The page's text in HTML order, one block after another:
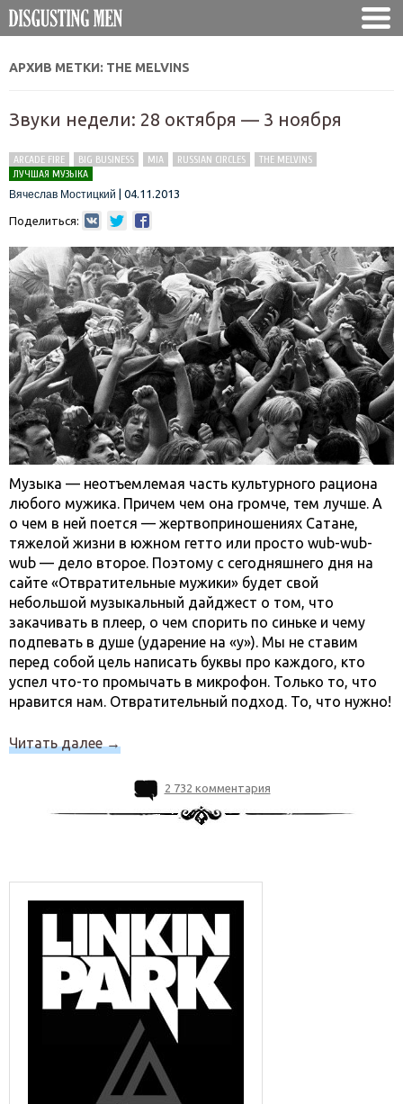
АРХИВ МЕТКИ: THE MELVINS
Звуки недели: 28 октября — 3 ноября
ARCADE FIRE BIG BUSINESS MIA RUSSIAN CIRCLES
THE MELVINS
ЛУЧШАЯ МУЗЫКА
Вячеслав Мостицкий
04.11.2013
Поделиться:
Музыка — неотъемлемая часть культурного рациона
любого мужика. Причем чем она громче, тем лучше. А
о чем в ней поется — жертвоприношениях Сатане,
тяжелой жизни в южном гетто или просто wub-wub-
wub — дело второе. Поэтому с сегодняшнего дня на
сайте «Отвратительные мужики» будет свой
небольшой музыкальный дайджест о том, что
закачивать в плеер, о чем спорить по синьке и чему
подпевать в душе (ударение на «у»). Мы не ставим
перед собой цель написать буквы про каждого, кто
успел что-то промычать в микрофон. Только то, что
нравится нам. Отвратительный подход. То, что нужно!
Читать далее→
2 732 комментария